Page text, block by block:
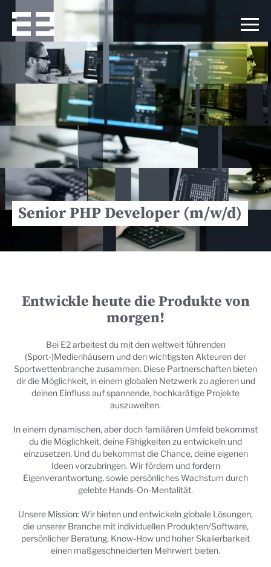
Senior PHP Developer (m/w/d)
Entwickle heute die Produkte von
morgen!
Bei E2 arbeitest du mit den weltweit führenden
(Sport-)Medienhäusern und den wichtigsten Akteuren der
Sportwettenbranche zusammen. Diese Partnerschaften bieten
dir die Möglichkeit, in einem globalen Netzwerk zu agieren und
deinen Einfluss auf spannende, hochkarätige Projekte
auszuweiten.
In einem dynamischen, aber doch familiären Umfeld bekommst
du die Möglichkeit, deine Fähigkeiten zu entwickeln und
einzusetzen. Und du bekommst die Chance, deine eigenen
Ideen vorzubringen. Wir fördern und fordern
Eigenverantwortung, sowie persönliches Wachstum durch
gelebte Hands-On-Mentalität.
Unsere Mission: Wir bieten und entwickeln globale Lösungen,
die unserer Branche mit individuellen Produkten/Software,
persönlicher Beratung, Know-How und hoher Skalierbarkeit
einen maßgeschneiderten Mehrwert bieten.